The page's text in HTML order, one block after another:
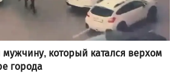
мужчину, который катался верхом
города